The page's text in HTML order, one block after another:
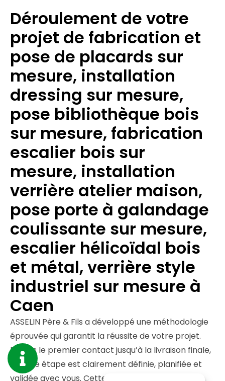
Déroulement de votre
projet de fabrication et
pose de placards sur
mesure, installation
dressing sur mesure,
pose bibliothèque bois
sur mesure, fabrication
escalier bois sur
mesure, installation
verrière atelier maison,
pose porte à galandage
coulissante sur mesure,
escalier hélicoïdal bois
et métal, verrière style
industriel sur mesure à
Caen
ASSELIN Père & Fils a développé une méthodologie
éprouvée qui garantit la réussite de votre projet.
Depuis le premier contact jusqu’à la livraison finale,
chaque étape est clairement définie, planifiée et
validée avec vous. Cette organisation rigoureuse